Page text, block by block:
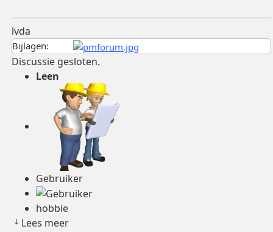
lvda
Bijlagen:
Discussie gesloten.
Leen
Gebruiker
hobbie
Lees meer